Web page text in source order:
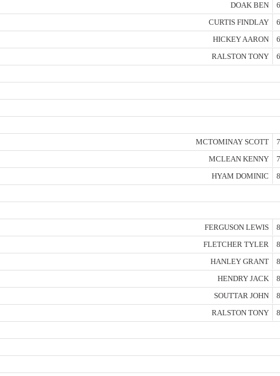
DOAK BEN
CURTIS FINDLAY
HICKEY AARON
RALSTON TONY
MCTOMINAY SCOTT
MCLEAN KENNY
HYAM DOMINIC
FERGUSON LEWIS
FLETCHER TYLER
HANLEY GRANT
HENDRY JACK
SOUTTAR JOHN
RALSTON TONY